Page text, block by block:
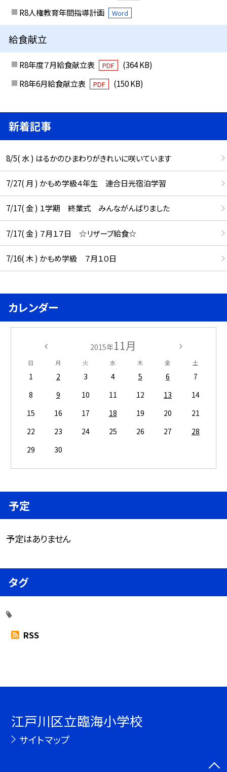
R8人権教育年間指導計画 Word
給食献立
R8年度７月給食献立表 PDF
(364 KB)
R8年6月給食献立表
PDF (150 KB)
新着記事
8/5( 水 ) はるかのひまわりがきれいに咲いています
7/27( 月 ) かもめ学級４年生 連合日光宿泊学習
7/17( 金 ) １学期 終業式 みんながんばりました
7/17( 金 ) ７月１７日 ☆リザーブ給食☆
7/16( 木 ) かもめ学級 ７月１０日
カレンダー
2015年11月
日 月 火 水 木 金 土
1 2 3 4 5 6
7
8
9 10 11 12 13
14
15
16 17 18 19 20
21
22
23 24 25 26 27
28
29
30
予定
予定はありません
タグ
RSS
江戸川区立臨海小学校
サイトマップ